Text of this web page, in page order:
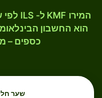
הוא החשבון
כספים –
שער